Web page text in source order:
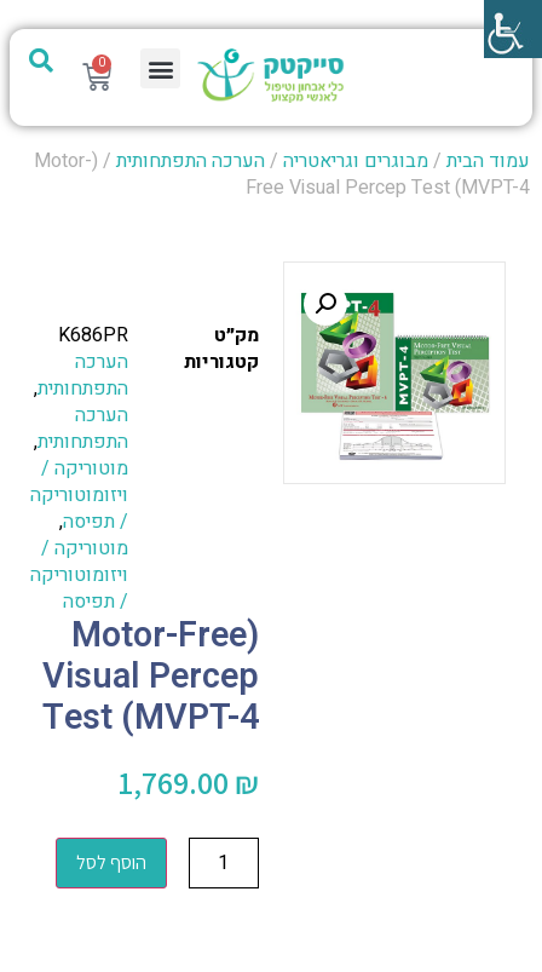
0
עמוד הבית/מבוגרים וגריאטריה /הערכה התפתחותית
/ (Motor-
Free Visual Percep Test (MVPT-4
מק״ט
K686PR
קטגוריות
הערכה
התפתחותית,
הערכה
התפתחותית,
מוטוריקה /
ויזומוטוריקה
/ תפיסה,
מוטוריקה /
ויזומוטוריקה
/ תפיסה
(Motor-Free
Visual Percep
Test (MVPT-4
1,769.00 ₪
הוסף לסל